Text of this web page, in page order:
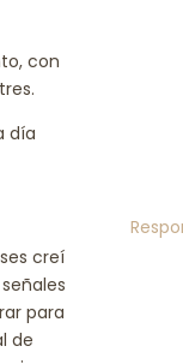
con
día
creí
para
de